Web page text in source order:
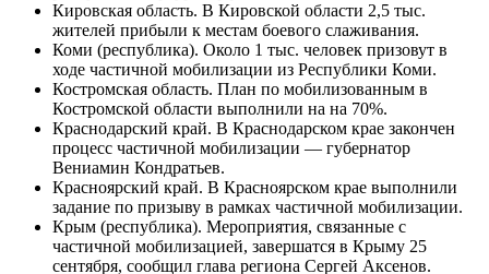
уполномоченный по правам человека в Северной
столице Светлана Агапитова.
Саха (республика). Мероприятия по частичной
мобилизации в Якутии находятся на завершающей
стадии и могут завершиться до четверга, сообщил глава
региона Айсен Николаев.
Сахалинская область. В Ногликском районе
мобилизовали 70 мужчин. Всего будет мобилизовано 90
человек.
Свердловская область. В Свердловской области будет
мобилизовано 9 700 резервистов.
Севастополь. На сегодняшний день город выполнил
план по мобилизации, сообщил губернатор Севастополя